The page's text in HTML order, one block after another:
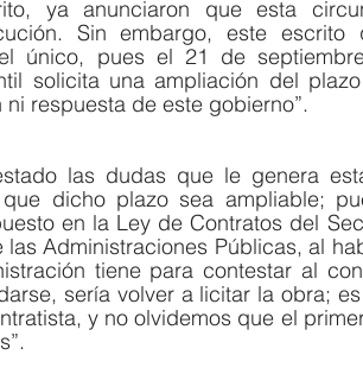
ya anunciaron que esta
Sin embargo, este escrito
único, pues el 21 de
solicita una ampliación del
respuesta de este gobierno”.
las dudas que le genera
dicho plazo sea ampliable;
en la Ley de Contratos del
Administraciones Públicas, al
tiene para contestar al
sería volver a licitar la obra;
y no olvidemos que el